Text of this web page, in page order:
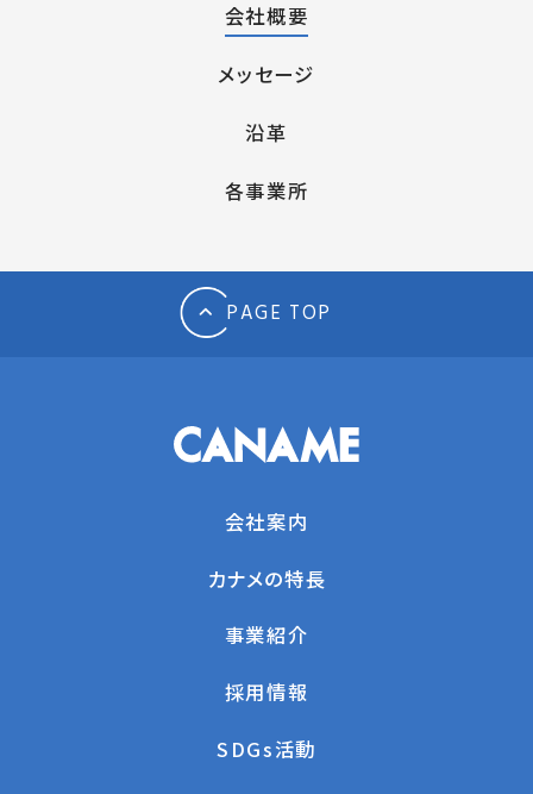
会社概要
メッセージ
沿革
各事業所
PAGE TOP
会社案内
カナメの特長
事業紹介
採用情報
SDGs活動